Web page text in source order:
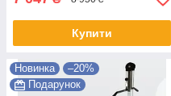
Купити
Новинка
–20%
Подарунок